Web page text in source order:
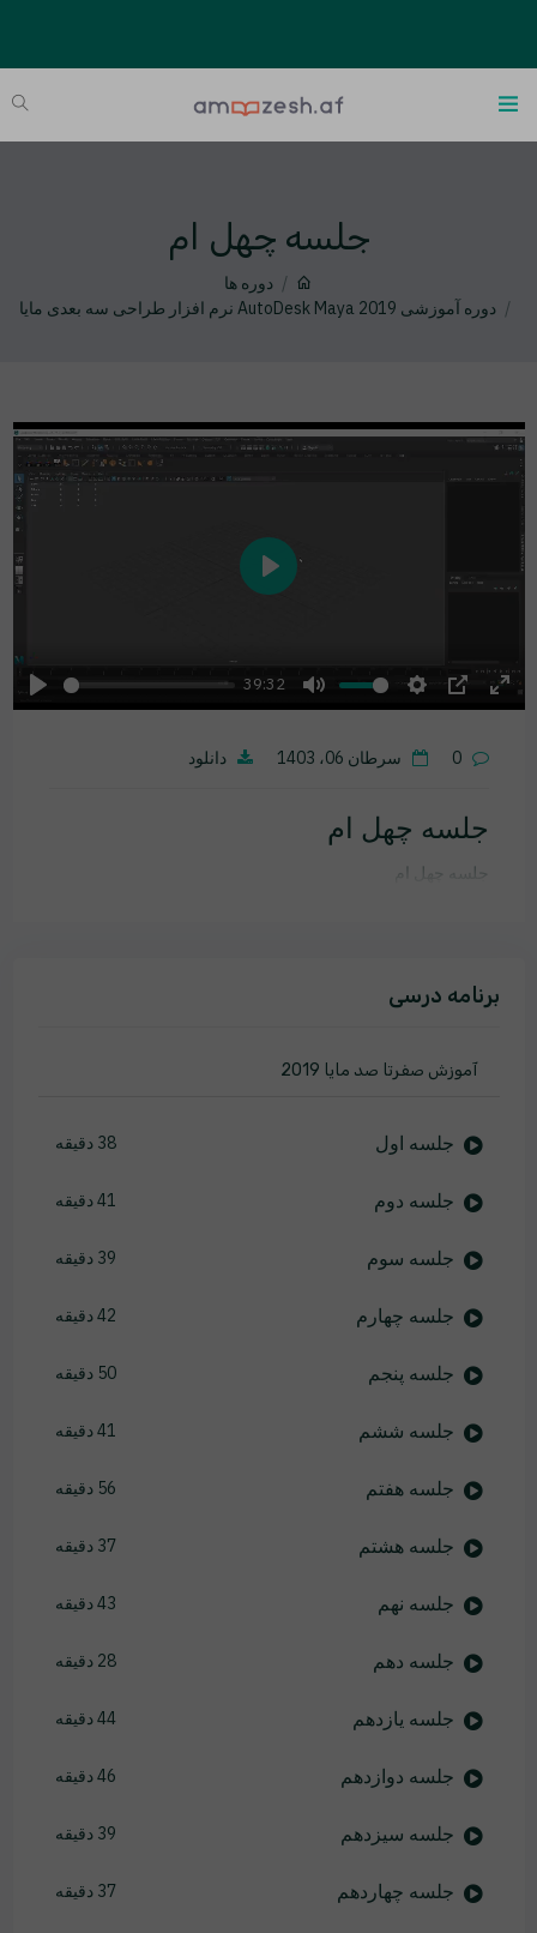
جلسه چهل ام
دوره ها
دوره آموزشی AutoDesk Maya 2019 نرم افزار طراحی سه بعدی مایا
Play
39:32
Mute Settings
PIP
Play
0 سرطان 06، 1403 دانلود
جلسه چهل ام
جلسه چهل ام
برنامه درسی
آموزش صفرتا صد مایا 2019
جلسه اول 38 دقیقه
جلسه دوم 41 دقیقه
جلسه سوم 39 دقیقه
جلسه چهارم 42 دقیقه
جلسه پنجم 50 دقیقه
جلسه ششم 41 دقیقه
جلسه هفتم 56 دقیقه
جلسه هشتم 37 دقیقه
جلسه نهم 43 دقیقه
جلسه دهم 28 دقیقه
جلسه یازدهم 44 دقیقه
جلسه دوازدهم 46 دقیقه
جلسه سیزدهم 39 دقیقه
جلسه چهاردهم 37 دقیقه